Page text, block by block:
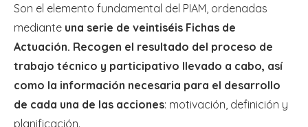
Son el elemento fundamental del PIAM, ordenadas
mediante una serie de veintiséis Fichas de
Actuación. Recogen el resultado del proceso de
trabajo técnico y participativo llevado a cabo, así
como la información necesaria para el desarrollo
de cada una de las acciones: motivación, definición y
planificación.